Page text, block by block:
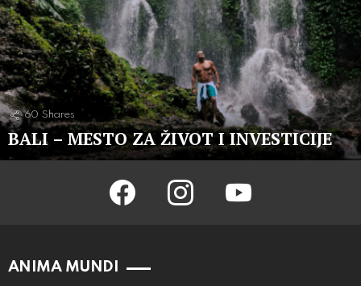
60 Shares
BALI – MESTO ZA ŽIVOT I INVESTICIJE
facebook instagram youtube
ANIMA MUNDI